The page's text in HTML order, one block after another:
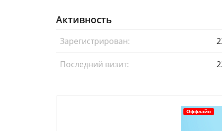
Активность
Зарегистрирован:
Последний визит:
Оффлайн